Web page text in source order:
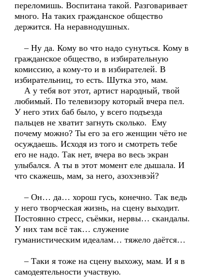
переломишь. Воспитана такой. Разговаривает
много. На таких гражданское общество
держится. На неравнодушных.
– Ну да. Кому во что надо сунуться. Кому в
гражданское общество, в избирательную
комиссию, а кому-то и в избирателей. В
избирательниц, то есть. Шутка это, мам.
А у тебя вот этот, артист народный, твой
любимый. По телевизору который вчера пел.
У него этих баб было, у всего подъезда
пальцев не хватит загнуть сколько. Ему
почему можно? Ты его за его женщин чёто не
осуждаешь. Исходя из того и смотреть тебе
его не надо. Так нет, вчера во весь экран
улыбался. А ты в этот момент еле дышала. И
что скажешь, мам, за него, азохэнвэй?
– Он… да… хорош гусь, конечно. Так ведь
у него творческая жизнь, на сцену выходит.
Постоянно стресс, съёмки, нервы… скандалы.
У них там всё так… служение
гуманистическим идеалам… тяжело даётся…
– Таки я тоже на сцену выхожу, мам. И я в
самодеятельности участвую.